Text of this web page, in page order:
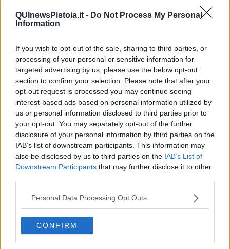
QUInewsPistoia.it - Do Not Process My Personal
Information
If you wish to opt-out of the sale, sharing to third parties, or
processing of your personal or sensitive information for
targeted advertising by us, please use the below opt-out
section to confirm your selection. Please note that after your
opt-out request is processed you may continue seeing
interest-based ads based on personal information utilized by
us or personal information disclosed to third parties prior to
your opt-out. You may separately opt-out of the further
disclosure of your personal information by third parties on the
IAB’s list of downstream participants. This information may
also be disclosed by us to third parties on the IAB’s List of
Downstream Participants that may further disclose it to other
Personal Data Processing Opt Outs
CONFIRM
Parole
Amarezza
Vento
​LA PANCHINA ROSSA Requiem per il Commissario
Ospedali del cuore
Coraçào
Charlie
Il telefono del vento
Testamento & Commiato
Poeta
​La colpa - Memorie del commissario
Autunno
Gracias a la vida
Somnium
Fly me to the moon
Hop!
Memòrias
Sto qui
Scrivi
Bestiario
Pillole